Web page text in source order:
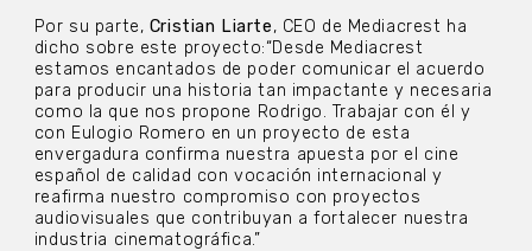
Por su parte, Cristian Liarte, CEO de Mediacrest ha
dicho sobre este proyecto:“Desde Mediacrest
estamos encantados de poder comunicar el acuerdo
para producir una historia tan impactante y necesaria
como la que nos propone Rodrigo. Trabajar con él y
con Eulogio Romero en un proyecto de esta
envergadura confirma nuestra apuesta por el cine
español de calidad con vocación internacional y
reafirma nuestro compromiso con proyectos
audiovisuales que contribuyan a fortalecer nuestra
industria cinematográfica.”